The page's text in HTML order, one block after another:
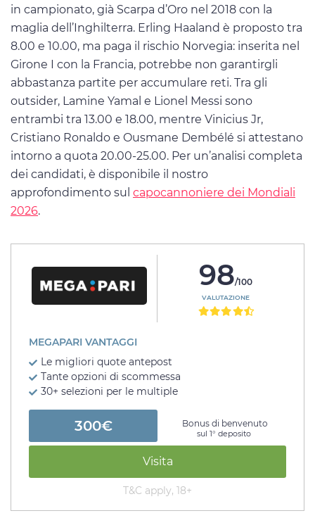
in campionato, già Scarpa d’Oro nel 2018 con la
maglia dell’Inghilterra. Erling Haaland è proposto tra
8.00 e 10.00, ma paga il rischio Norvegia: inserita nel
Girone I con la Francia, potrebbe non garantirgli
abbastanza partite per accumulare reti. Tra gli
outsider, Lamine Yamal e Lionel Messi sono
entrambi tra 13.00 e 18.00, mentre Vinicius Jr,
Cristiano Ronaldo e Ousmane Dembélé si attestano
intorno a quota 20.00-25.00. Per un’analisi completa
dei candidati, è disponibile il nostro
approfondimento sul capocannoniere dei Mondiali
2026.
98/100
VALUTAZIONE
MEGAPARI VANTAGGI
Le migliori quote antepost
Tante opzioni di scommessa
30+ selezioni per le multiple
300€ Bonus di benvenuto
sul 1° deposito
Visita
T&C apply, 18+